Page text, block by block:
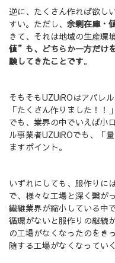
逆に、たくさん作れば欲し
すい。ただし、 余剰在庫・
きて、それは地域の生産環
値”も、どちらか一方だけ
験してきたことです。
そもそもUZUiROはアパレ
「たくさん作りました！！
でも、業界の中でいえば小
ル事業者UZUiROでも、「
ますポイント。
いずれにしても、服作りに
で、様々な工場と深く繋が
繊維業界が縮小している中
循環がないと服作りの継続
の工場がなくなったのをき
随する工場がなくなってい